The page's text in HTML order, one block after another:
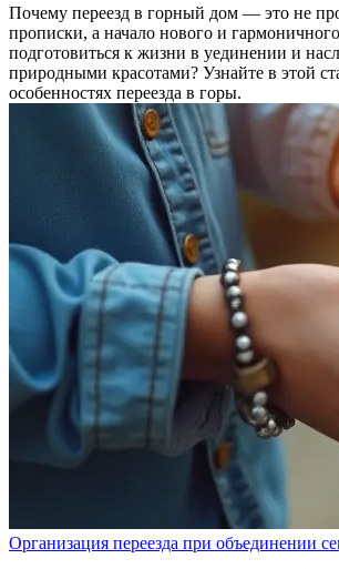
Почему переезд в горный дом — это не
прописки, а начало нового и
подготовиться к жизни в уединении и
природными красотами? Узнайте в этой
особенностях переезда в горы.
Организация переезда при объединении